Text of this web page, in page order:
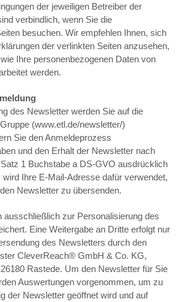
der jeweiligen Betreiber der
verbindlich, wenn Sie die
besuchen. Wir empfehlen Ihnen, sich
der verlinkten Seiten anzusehen,
Ihre personenbezogenen Daten von
werden.
des Newsletter werden Sie auf die
(www.etl.de/newsletter/)
Sie den Anmeldeprozess
und den Erhalt der Newsletter nach
1 Buchstabe a DS-GVO ausdrücklich
wird Ihre E-Mail-Adresse dafür verwendet,
Newsletter zu übersenden.
ausschließlich zur Personalisierung des
Eine Weitergabe an Dritte erfolgt nur
des Newsletters durch den
CleverReach® GmbH & Co. KG,
Rastede. Um den Newsletter für Sie
Auswertungen vorgenommen, um zu
der Newsletter geöffnet wird und auf